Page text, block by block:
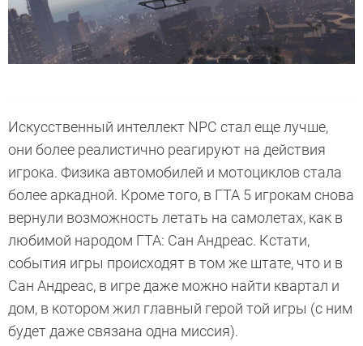
Искусственный интеллект NPC стал еще лучше,
они более реалистично реагируют на действия
игрока. Физика автомобилей и мотоциклов стала
более аркадной. Кроме того, в ГТА 5 игрокам снова
вернули возможность летать на самолетах, как в
любимой народом ГТА: Сан Андреас. Кстати,
события игры происходят в том же штате, что и в
Сан Андреас, в игре даже можно найти квартал и
дом, в котором жил главный герой той игры (с ним
будет даже связана одна миссия).